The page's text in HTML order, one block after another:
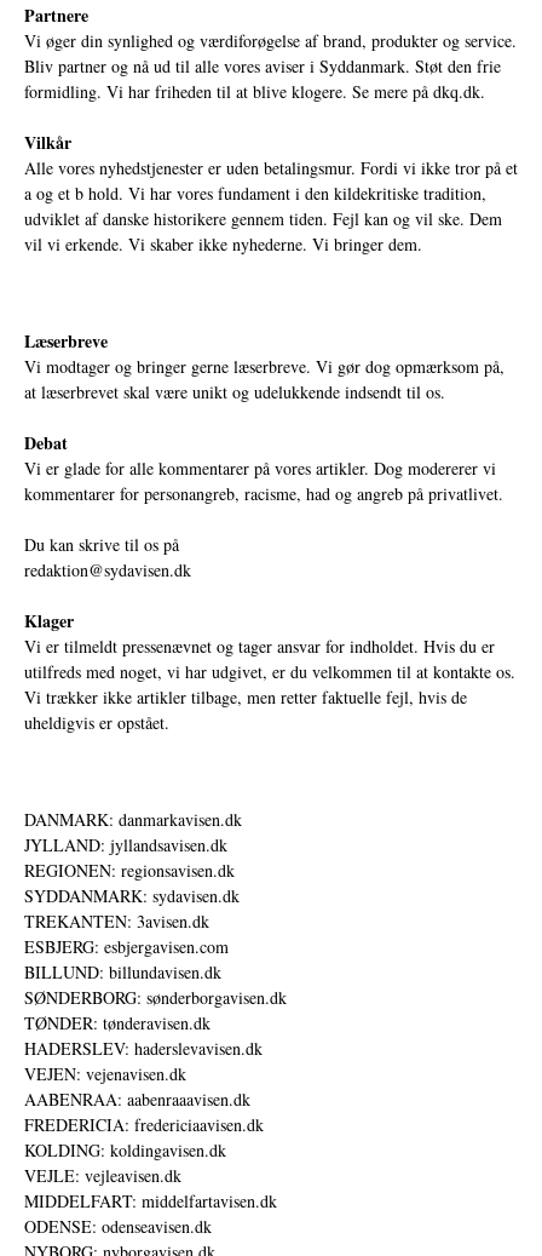
Partnere
Vi øger din synlighed og værdiforøgelse af brand, produkter og service.
Bliv partner og nå ud til alle vores aviser i Syddanmark. Støt den frie
formidling. Vi har friheden til at blive klogere. Se mere på dkq.dk.
Vilkår
Alle vores nyhedstjenester er uden betalingsmur. Fordi vi ikke tror på et
a og et b hold. Vi har vores fundament i den kildekritiske tradition,
udviklet af danske historikere gennem tiden. Fejl kan og vil ske. Dem
vil vi erkende. Vi skaber ikke nyhederne. Vi bringer dem.
Læserbreve
Vi modtager og bringer gerne læserbreve. Vi gør dog opmærksom på,
at læserbrevet skal være unikt og udelukkende indsendt til os.
Debat
Vi er glade for alle kommentarer på vores artikler. Dog modererer vi
kommentarer for personangreb, racisme, had og angreb på privatlivet.
Du kan skrive til os på
redaktion@sydavisen.dk
Klager
Vi er tilmeldt pressenævnet og tager ansvar for indholdet. Hvis du er
utilfreds med noget, vi har udgivet, er du velkommen til at kontakte os.
Vi trækker ikke artikler tilbage, men retter faktuelle fejl, hvis de
uheldigvis er opstået.
DANMARK: danmarkavisen.dk
JYLLAND: jyllandsavisen.dk
REGIONEN: regionsavisen.dk
SYDDANMARK: sydavisen.dk
TREKANTEN: 3avisen.dk
ESBJERG: esbjergavisen.com
BILLUND: billundavisen.dk
SØNDERBORG: sønderborgavisen.dk
TØNDER: tønderavisen.dk
HADERSLEV: haderslevavisen.dk
VEJEN: vejenavisen.dk
AABENRAA: aabenraaavisen.dk
FREDERICIA: fredericiaavisen.dk
KOLDING: koldingavisen.dk
VEJLE: vejleavisen.dk
MIDDELFART: middelfartavisen.dk
ODENSE: odenseavisen.dk
NYBORG: nyborgavisen.dk